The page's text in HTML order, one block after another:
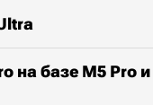
на базе M5 Pro и